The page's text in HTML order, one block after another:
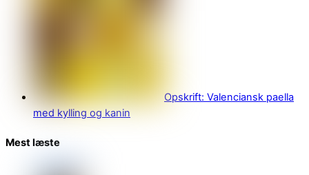
Opskrift: Valenciansk paella
med kylling og kanin
Mest læste